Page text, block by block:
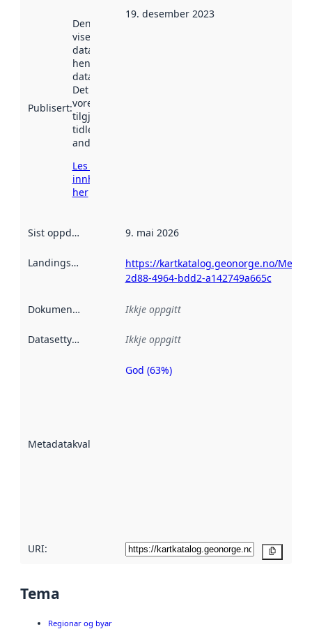
Publisert:
Denne datoen
viser når
datasettet vart
henta inn av
data.norge.no.
Det kan ha
vore
tilgjengeleg
tidlegare
andre stader.
Les meir om
innhenting
her
19. desember 2023
Sist oppdatert 9. mai 2026
Landingsside
https://kartkatalog.geonorge.no/
2d88-4964-bdd2-a142749a665c
Dokumentasjon Ikkje oppgitt
Datasettype Ikkje oppgitt
Metadatakvalitet
Metadatakvalitet
God (63%)
URI:
Tema
Regionar og byar